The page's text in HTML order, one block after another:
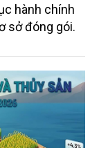
hành chính
sở đóng gói.